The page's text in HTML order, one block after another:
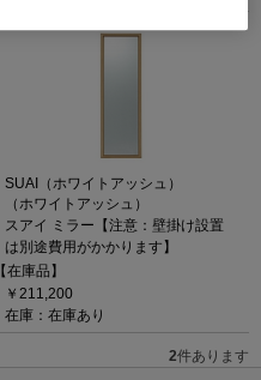
SUAI（ホワイトアッシュ）
（ホワイトアッシュ）
スアイ ミラー【注意：壁掛け設置
は別途費用がかかります】
【在庫品】
￥211,200
在庫：在庫あり
2件あります